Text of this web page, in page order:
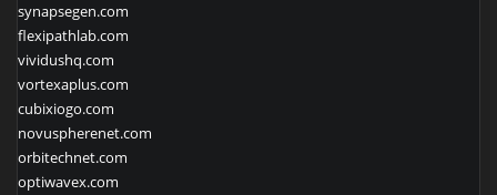
synapsegen.com
flexipathlab.com
vividushq.com
vortexaplus.com
cubixiogo.com
novuspherenet.com
orbitechnet.com
optiwavex.com